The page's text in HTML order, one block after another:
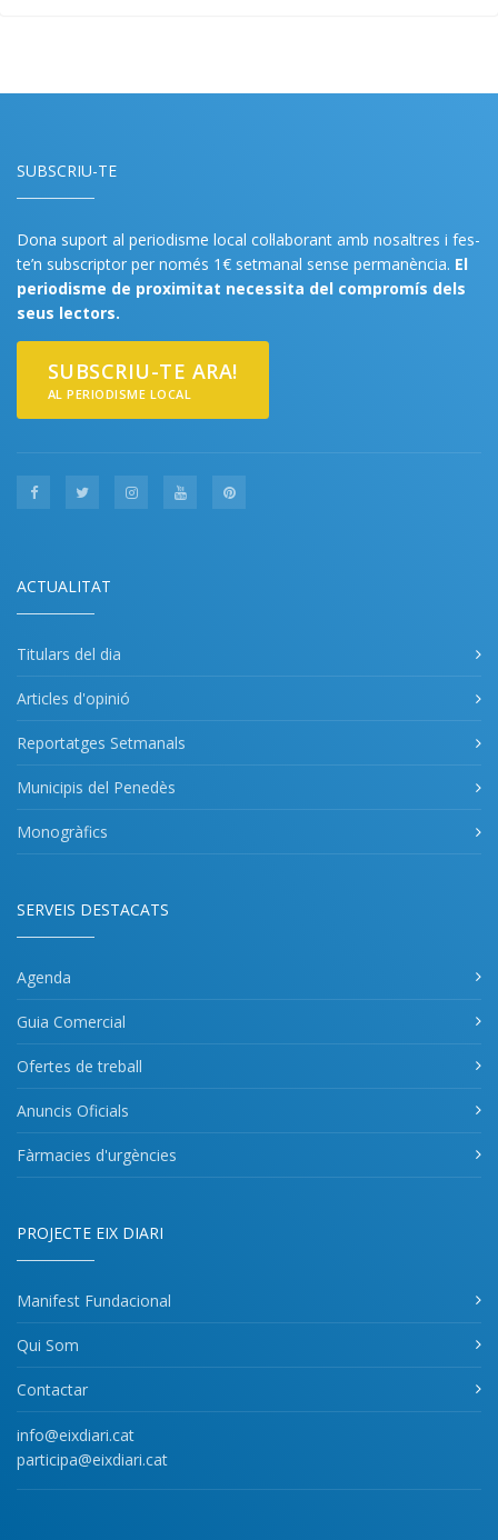
SUBSCRIU-TE
Dona suport al periodisme local col·laborant amb nosaltres i fes-
te’n subscriptor per només 1€ setmanal sense permanència. El
periodisme de proximitat necessita del compromís dels
seus lectors.
SUBSCRIU-TE ARA!
AL PERIODISME LOCAL
ACTUALITAT
Titulars del dia
Articles d'opinió
Reportatges Setmanals
Municipis del Penedès
Monogràfics
SERVEIS DESTACATS
Agenda
Guia Comercial
Ofertes de treball
Anuncis Oficials
Fàrmacies d'urgències
PROJECTE EIX DIARI
Manifest Fundacional
Qui Som
Contactar
info@eixdiari.cat
participa@eixdiari.cat